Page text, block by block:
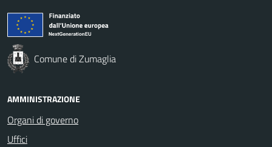
Comune di Zumaglia
AMMINISTRAZIONE
Organi di governo
Uffici